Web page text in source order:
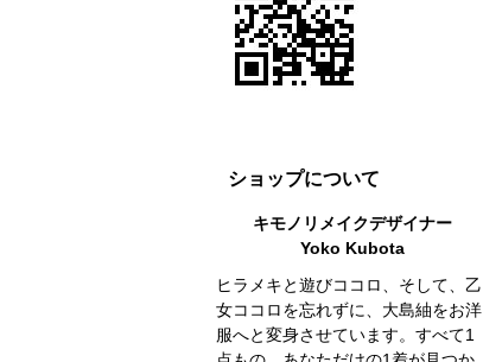
ショップについて
キモノリメイクデザイナー
Yoko Kubota
ヒラメキと遊びココロ、そして、乙
女ココロを忘れずに、大島紬をお洋
服へと変身させています。すべて1